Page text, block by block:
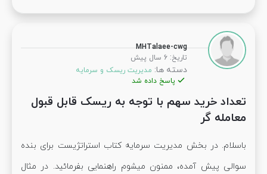
MHTalaee-cwg
تاریخ: 6 سال پیش
دسته ها: مدیریت ریسک و سرمایه
پاسخ داده شد
تعداد خرید سهم با توجه به ریسک قابل قبول
معامله گر
باسلام. در بخش مدیریت سرمایه کتاب استراتژیست برای بنده
سوالی پیش آمده، ممنون میشوم راهنمایی بفرمائید. در مثال